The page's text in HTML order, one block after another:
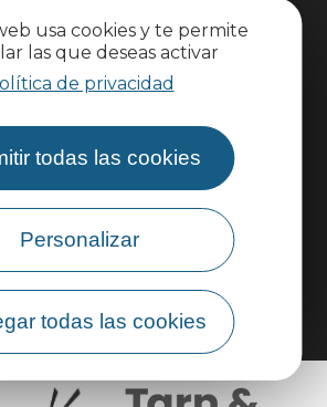
usa cookies y te permite
las que deseas activar
de privacidad
todas las cookies
Personalizar
todas las cookies
práctica
Área profesional